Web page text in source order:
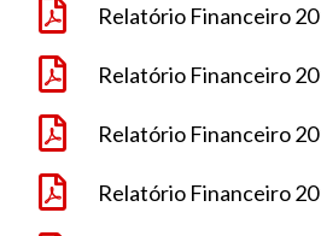
Relatório Financeiro
Relatório Financeiro
Relatório Financeiro
Relatório Financeiro